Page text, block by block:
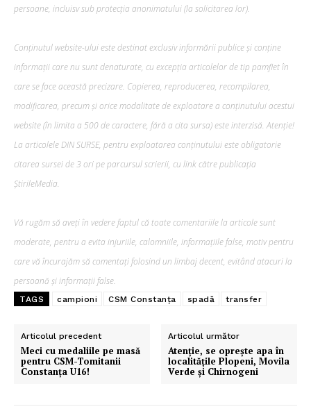
persoane, incluisv sub protecția anonimatului (la solicitarea lor).
Conținutul website-ului este destinat exclusiv informării publice și conține
informații care nu sunt denaturate, cu excepția articolelor de tip pamflet în
care se face această precizare. Copierea, reproducerea, recompilarea,
modificarea, precum şi orice modalitate de exploatare a conținutului acestui
website (în limita a 500 de caractere, fără a cita sursa) este interzisă. Atenție!
La articolele DIN SURSE, pentru exploatarea conținutului este obligatorie
citarea sursei de 3 ori pe parcursul scrierii, cu link către publicația
ȘtirileMedia.
Vă rugăm să aveți în vedere faptul că toate comentariile la articole sunt
moderate, pentru a evita injuriile, calomniile, informațiile false, motiv pentru
care vă încurajăm să comentați folosind un limbaj decent, evitând atacuri la
persoană și informații false.
TAGS campioni CSM Constanța spadă transfer
Articolul precedent
Meci cu medaliile pe masă
pentru CSM-Tomitanii
Constanța U16!
Articolul următor
Atenție, se oprește apa în
localitățile Plopeni, Movila
Verde și Chirnogeni